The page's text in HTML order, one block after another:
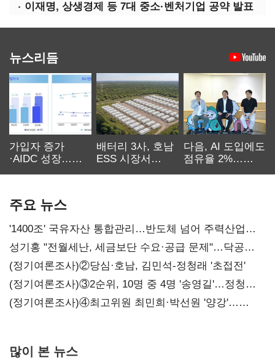
이재명, 상생경제 등 7대 중소·벤처기업 공약 발표
뉴스리듬
가입자 증가
·AIDC 성장…
배터리 3사, 호남
ESS 시장서
다음, AI 도입에도
점유율 2%…
주요 뉴스
'1400조' 국유자산 통합관리…반도체 넘어 주력산업
구조혁신
성기홍 "전월세난, 세금보단 수요·공급 문제"…닥공
시사
(정기여론조사)②당심·호남, 김민석-정청래 '초접전'
(정기여론조사)③2순위, 10명 중 4명 '송영길'…정청래
'한 자릿수'
(정기여론조사)④최고위원 최민희·박선원 '양강'…
많이 본 뉴스